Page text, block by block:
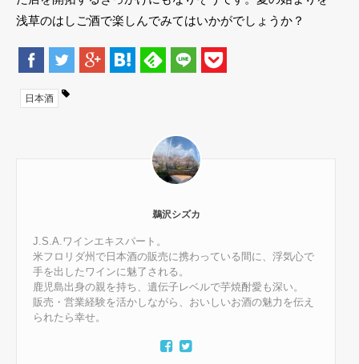
浅草のはしご酒で楽しんでみてはいかがでしょうか？
日本酒
鵜沢シズカ
J.S.A.ワインエキスパート。
米フロリダ州で日本酒の販売に携わっている間に、浮気心で
手を出したワインに魅了される。
鹿児島出身の親を持ち、遺伝子レベルで芋焼酎愛も深い。
販売・営業経験を活かしながら、おいしいお酒の魅力を伝え
られたら幸せ。